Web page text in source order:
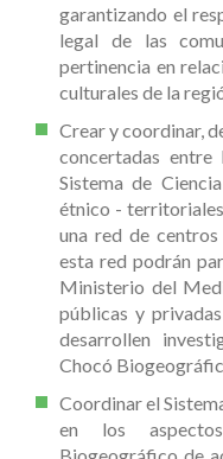
garantizando el
legal de las
pertinencia en
culturales de la
Crear y coordinar,
concertadas
Sistema de
étnico - territoriales
una red de
esta red podrán
Ministerio del
públicas y
desarrollen
Chocó
Coordinar el
en los